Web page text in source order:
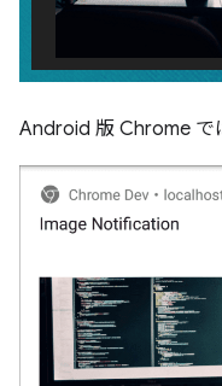
Android 版 Chrome で